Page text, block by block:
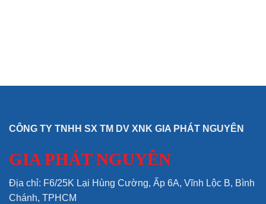
CÔNG TY TNHH SX TM DV XNK GIA PHÁT NGUYÊN
GIA PHÁT NGUYÊN
Địa chỉ: F6/25K Lại Hùng Cường, Ấp 6A, Vĩnh Lộc B, Bình
Chánh, TPHCM